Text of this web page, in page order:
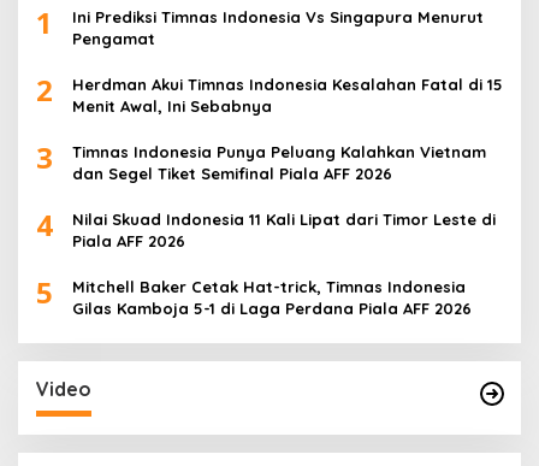
1
Ini Prediksi Timnas Indonesia Vs Singapura Menurut
Pengamat
2
Herdman Akui Timnas Indonesia Kesalahan Fatal di 15
Menit Awal, Ini Sebabnya
3
Timnas Indonesia Punya Peluang Kalahkan Vietnam
dan Segel Tiket Semifinal Piala AFF 2026
4
Nilai Skuad Indonesia 11 Kali Lipat dari Timor Leste di
Piala AFF 2026
5
Mitchell Baker Cetak Hat-trick, Timnas Indonesia
Gilas Kamboja 5-1 di Laga Perdana Piala AFF 2026
Video